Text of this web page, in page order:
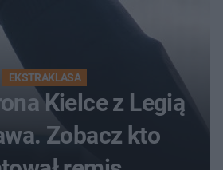
EKSTRAKLASA
Kielce z Legią
Zobacz kto